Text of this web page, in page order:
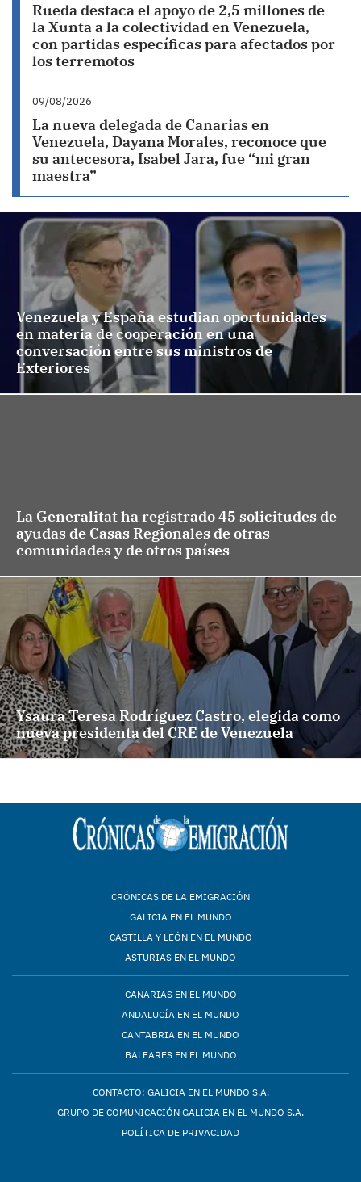
Rueda destaca el apoyo de 2,5 millones de
la Xunta a la colectividad en Venezuela,
con partidas específicas para afectados por
los terremotos
09/08/2026
La nueva delegada de Canarias en
Venezuela, Dayana Morales, reconoce que
su antecesora, Isabel Jara, fue “mi gran
maestra”
Venezuela y España estudian oportunidades
en materia de cooperación en una
conversación entre sus ministros de
Exteriores
La Generalitat ha registrado 45 solicitudes de
ayudas de Casas Regionales de otras
comunidades y de otros países
Ysaura Teresa Rodríguez Castro, elegida como
nueva presidenta del CRE de Venezuela
CRÓNICAS DE LA EMIGRACIÓN
GALICIA EN EL MUNDO
CASTILLA Y LEÓN EN EL MUNDO
ASTURIAS EN EL MUNDO
CANARIAS EN EL MUNDO
ANDALUCÍA EN EL MUNDO
CANTABRIA EN EL MUNDO
BALEARES EN EL MUNDO
CONTACTO: GALICIA EN EL MUNDO S.A.
GRUPO DE COMUNICACIÓN GALICIA EN EL MUNDO S.A.
POLÍTICA DE PRIVACIDAD